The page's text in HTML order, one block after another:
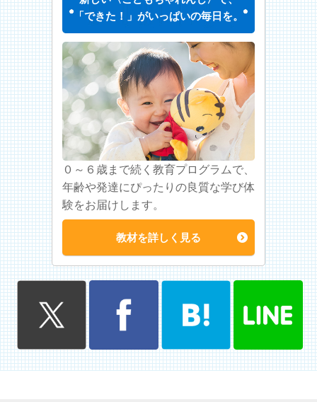
「できた！」がいっぱいの毎日を。
０～６歳まで続く教育プログラムで、
年齢や発達にぴったりの良質な学び体
験をお届けします。
教材を詳しく見る